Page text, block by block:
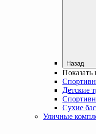
Назад
Показать
Детские
Сухие
Уличные